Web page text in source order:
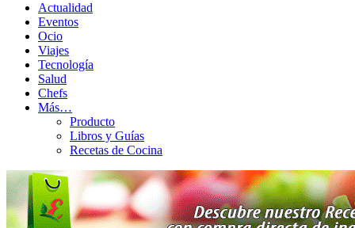
Actualidad
Eventos
Ocio
Viajes
Tecnología
Salud
Chefs
Más…
Producto
Libros y Guías
Recetas de Cocina